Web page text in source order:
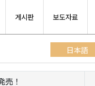
게시판 보도자료
日本語
！